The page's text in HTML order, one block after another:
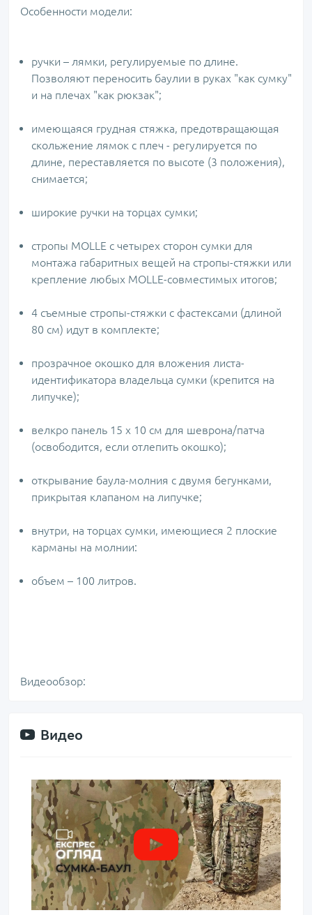
Особенности модели:
ручки – лямки, регулируемые по длине.
Позволяют переносить баулии в руках "как сумку"
и на плечах "как рюкзак";
имеющаяся грудная стяжка, предотвращающая
скольжение лямок с плеч - регулируется по
длине, переставляется по высоте (3 положения),
снимается;
широкие ручки на торцах сумки;
стропы MOLLE с четырех сторон сумки для
монтажа габаритных вещей на стропы-стяжки или
крепление любых MOLLE-совместимых итогов;
4 съемные стропы-стяжки с фастексами (длиной
80 см) идут в комплекте;
прозрачное окошко для вложения листа-
идентификатора владельца сумки (крепится на
липучке);
велкро панель 15 х 10 см для шеврона/патча
(освободится, если отлепить окошко);
открывание баула-молния с двумя бегунками,
прикрытая клапаном на липучке;
внутри, на торцах сумки, имеющиеся 2 плоские
карманы на молнии:
объем – 100 литров.
Видеообзор:
Видео